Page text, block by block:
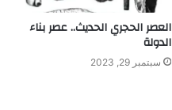
العصر الحجري الحديث.. عصر بناء
الدولة
سبتمبر 29, 2023